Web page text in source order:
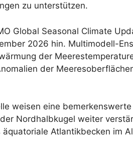
zu unterstützen.
Global Seasonal Climate
2026 hin. Multimodell-
der
der
weisen eine
Nordhalbkugel weiter
Atlantikbecken im